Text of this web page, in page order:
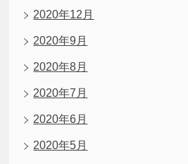
2020年12月
2020年9月
2020年8月
2020年7月
2020年6月
2020年5月